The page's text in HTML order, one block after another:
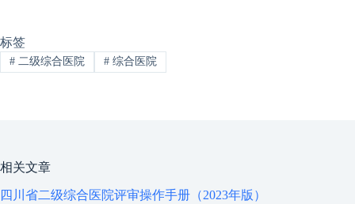
标签
#二级综合医院 #综合医院
相关文章
四川省二级综合医院评审操作手册（2023年版）